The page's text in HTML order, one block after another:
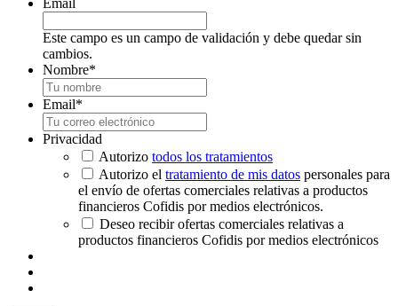
Este campo es un campo de validación y debe quedar sin
cambios.
Nombre*
Email*
Privacidad
Autorizo todos los tratamientos
Autorizo el tratamiento de mis datos personales para
el envío de ofertas comerciales relativas a productos
financieros Cofidis por medios electrónicos.
Deseo recibir ofertas comerciales relativas a
productos financieros Cofidis por medios electrónicos